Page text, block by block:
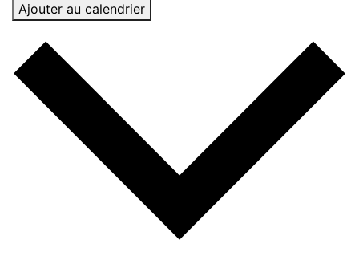
Ajouter au calendrier